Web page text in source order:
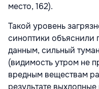
место, 162).
Такой уровень
синоптики
данным, сильный
(видимость утром не
вредным веществам
результате